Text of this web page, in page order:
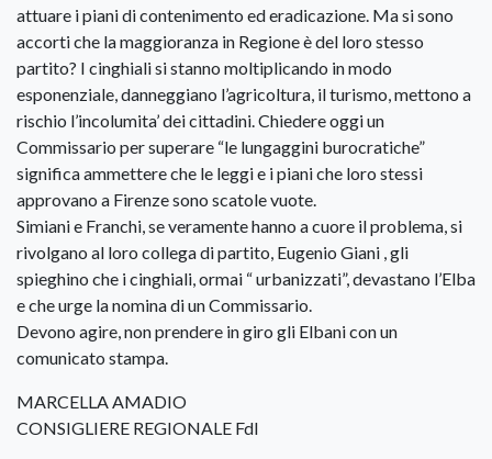
attuare i piani di contenimento ed eradicazione. Ma si sono
accorti che la maggioranza in Regione è del loro stesso
partito? I cinghiali si stanno moltiplicando in modo
esponenziale, danneggiano l’agricoltura, il turismo, mettono a
rischio l’incolumita’ dei cittadini. Chiedere oggi un
Commissario per superare “le lungaggini burocratiche”
significa ammettere che le leggi e i piani che loro stessi
approvano a Firenze sono scatole vuote.
Simiani e Franchi, se veramente hanno a cuore il problema, si
rivolgano al loro collega di partito, Eugenio Giani , gli
spieghino che i cinghiali, ormai “ urbanizzati”, devastano l’Elba
e che urge la nomina di un Commissario.
Devono agire, non prendere in giro gli Elbani con un
comunicato stampa.
MARCELLA AMADIO
CONSIGLIERE REGIONALE FdI